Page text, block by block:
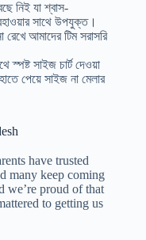
নিই যা শ্বাস-
সাথে উপযুক্ত।
আমাদের টিম সরাসরি
স্পষ্ট সাইজ চার্ট দেওয়া
পেয়ে সাইজ না মেলার
have trusted
many keep coming
we’re proud of that
to getting us